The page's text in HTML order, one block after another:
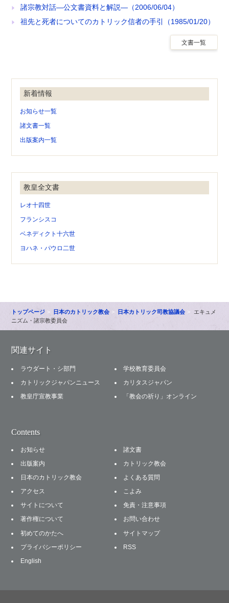
諸宗教対話―公文書資料と解説―（2006/06/04）
祖先と死者についてのカトリック信者の手引（1985/01/20）
文書一覧
新着情報
お知らせ一覧
諸文書一覧
出版案内一覧
教皇全文書
レオ十四世
フランシスコ
ベネディクト十六世
ヨハネ・パウロ二世
トップページ 日本のカトリック教会 日本カトリック司教協議会
エキュメ
ニズム・諸宗教委員会
関連サイト
ラウダート・シ部門
学校教育委員会
カトリックジャパンニュース
カリタスジャパン
教皇庁宣教事業
「教会の祈り」オンライン
Contents
お知らせ
諸文書
出版案内
カトリック教会
日本のカトリック教会
よくある質問
アクセス
こよみ
サイトについて
免責・注意事項
著作権について
お問い合わせ
初めてのかたへ
サイトマップ
プライバシーポリシー
RSS
English